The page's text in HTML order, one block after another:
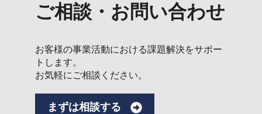
ご相談・お問い合わせ
お客様の事業活動における課題解決をサポー
トします。
お気軽にご相談ください。
まずは相談する